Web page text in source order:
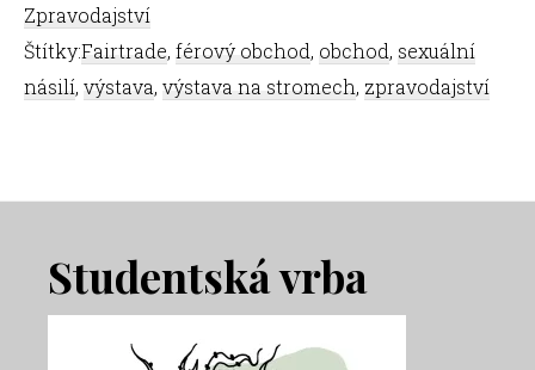
Zpravodajství
Štítky:Fairtrade, férový obchod, obchod, sexuální
násilí, výstava, výstava na stromech, zpravodajství
Footer
Studentská vrba